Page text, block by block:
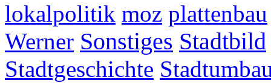
lokalpolitik moz plattenbau
Werner Sonstiges Stadtbild
Stadtgeschichte